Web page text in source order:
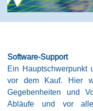
Software-Support
Ein Hauptschwerpunkt
vor dem Kauf. Hier
Gegebenheiten und
Abläufe und vor